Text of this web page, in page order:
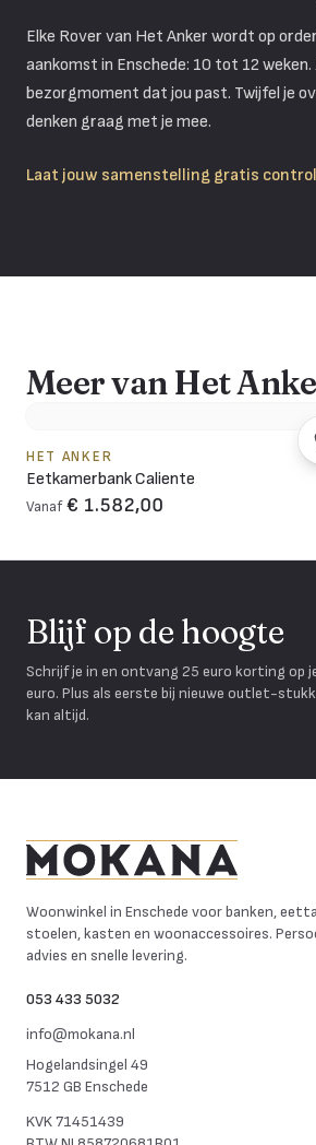
Elke Rover van Het Anker wordt op
aankomst in Enschede: 10 tot 12
bezorgmoment dat jou past. Twijfel je
denken graag met je mee.
Laat jouw samenstelling gratis
Meer van Het
HET ANKER
Eetkamerbank Caliente
Vanaf € 1.582,00
Blijf op de hoogte
Schrijf je in en ontvang 25 euro korting op
euro. Plus als eerste bij nieuwe outlet-
kan altijd.
Woonwinkel in Enschede voor banken,
stoelen, kasten en woonaccessoires.
advies en snelle levering.
053 433 5032
info@mokana.nl
Hogelandsingel 49
7512 GB Enschede
KVK71451439